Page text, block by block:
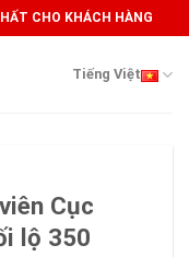
CHO KHÁCH HÀNG
Tiếng Việt
Cục
lộ 350